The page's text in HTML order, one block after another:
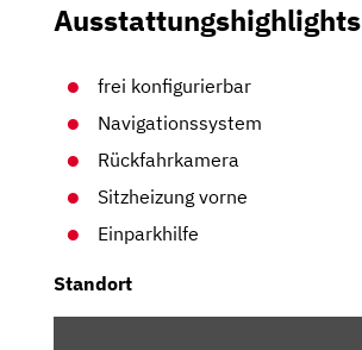
Ausstattungshighlights
frei konfigurierbar
Navigationssystem
Rückfahrkamera
Sitzheizung vorne
Einparkhilfe
Standort